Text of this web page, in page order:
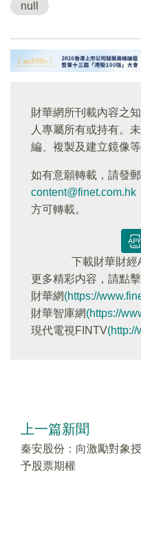
null
財華網所刊載內容之
人專屬所有或持有。
編、複製及建立鏡像等
如有意願轉載，請發
content@finet.com.hk
方可轉載。
下載財華財經
更多精彩内容，請點擊
財華網(https://
財華智庫網(https://
現代電視FINTV(http://
上一篇新聞
秦安股份：向激勵對象授
予股票期權